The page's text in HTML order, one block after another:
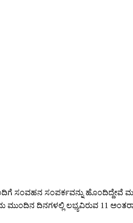
ಸಂಪರ್ಕವನ್ನು ಹೊಂದಿದ್ದೇವೆ
ದಿನಗಳಲ್ಲಿ ಲಭ್ಯವಿರುವ 11